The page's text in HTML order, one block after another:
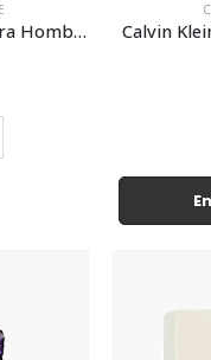
Calvin Klein Ck In 2u Edt 150ml Para Hombre Calvin